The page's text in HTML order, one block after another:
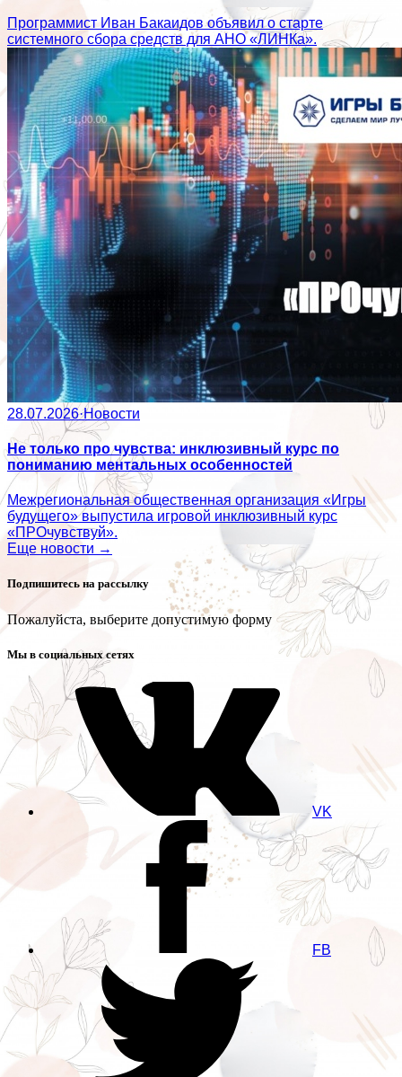
Программист Иван Бакаидов объявил о старте
системного сбора средств для АНО «ЛИНКа».
28.07.2026·Новости
Не только про чувства: инклюзивный курс по
пониманию ментальных особенностей
Межрегиональная общественная организация «Игры
будущего» выпустила игровой инклюзивный курс
«ПРОчувствуй».
Еще новости →
Подпишитесь на рассылку
Пожалуйста, выберите допустимую форму
Мы в социальных сетях
VK
FB